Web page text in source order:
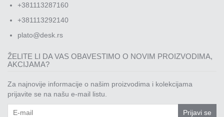
+381113287160
+381113292140
plato@desk.rs
ŽELITE LI DA VAS OBAVESTIMO O NOVIM PROIZVODIMA,
AKCIJAMA?
Za najnovije informacije o našim proizvodima i kolekcijama
prijavite se na našu e-mail listu.
Prijavi se